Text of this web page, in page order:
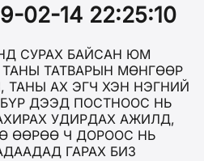
02-14 22:25:10
СУРАХ БАЙСАН ЮМ
ТАТВАРЫН МӨНГӨӨР
ТАНЫ АХ ЭГЧ ХЭН НЭГНИЙ
ДЭЭД ПОСТНООС НЬ
УДИРДАХ АЖИЛД,
ӨӨРӨӨ Ч ДОРООС НЬ
ГАРАХ БИЗ